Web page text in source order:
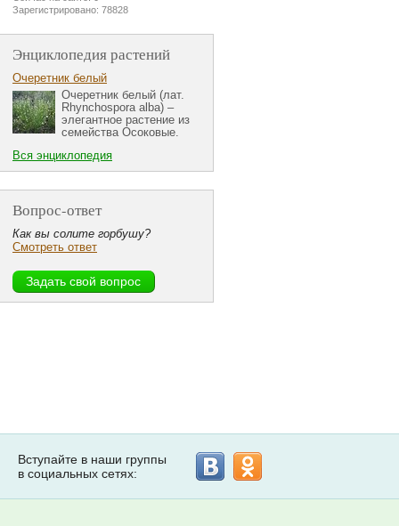
Зарегистрировано: 78828
Энциклопедия растений
Очеретник белый
Очеретник белый (лат.
Rhynchospora alba) –
элегантное растение из
семейства Осоковые.
Вся энциклопедия
Вопрос-ответ
Как вы солите горбушу?
Смотреть ответ
Вступайте в наши группы
в социальных сетях: